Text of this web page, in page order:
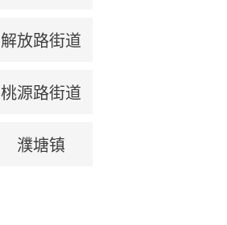
解放路街道
桃源路街道
濮塘镇